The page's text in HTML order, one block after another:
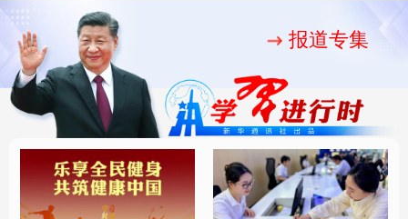
学习进行时 人事
国际 财经 网评
思客智库 全球连线 教育
科技 科创 量子 体育
报道专集